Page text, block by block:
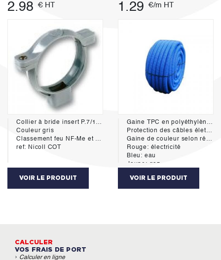
2.98 € HT
Collier à bride insert P.7/150 diamétre 100mm
Couleur gris
Classement feu NF-Me et NF E
ref: Nicoll COT
VOIR LE PRODUIT
1.29 €/m HT
Gaine TPC en polyéthylène double paroi - extérieur annelé - interieur lisse avec tire fil.
Protection des câbles életriques et reseaux sec souterrains.
Gaine de couleur selon réseaux:
Rouge: électricité
Bleu: eau
Jaune: gaz
Blanc et orange: fibre optique
Conforme à la norme NF EN 50086-2-4+A1
VOIR LE PRODUIT
CALCULER
VOS FRAIS DE PORT
› Calculer en ligne